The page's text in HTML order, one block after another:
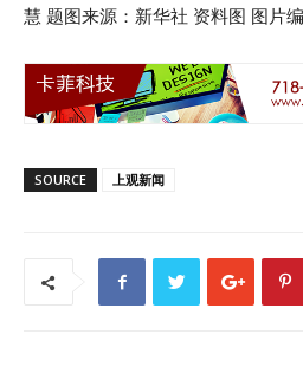
慧 题图来源：新华社 资料图 图片
SOURCE 上观新闻